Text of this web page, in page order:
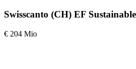
Swisscanto (CH) EF
€ 204 Mio